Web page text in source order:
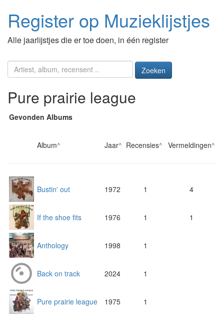
Register op Muzieklijstjes
Alle jaarlijstjes die er toe doen, in één register
Zoeken
Pure prairie league
Gevonden Albums
Album^ Jaar^ Recensies^ Vermeldingen^
Bustin' out 1972 1 4
If the shoe fits 1976 1 1
Anthology 1998 1
Back on track 2024 1
Pure prairie league 1975 1